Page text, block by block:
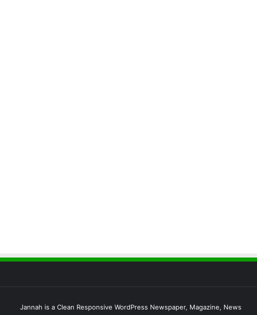
Jannah is a Clean Responsive WordPress Newspaper, Magazine, News